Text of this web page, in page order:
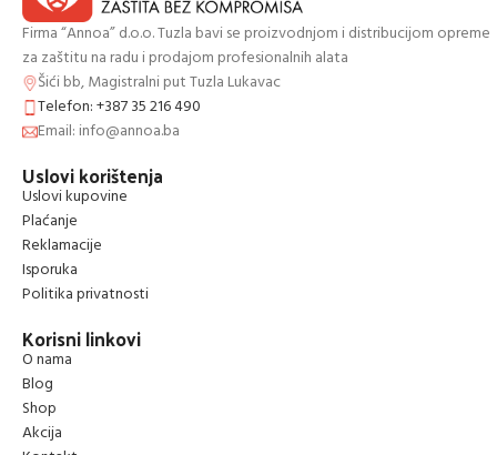
Firma “Annoa” d.o.o. Tuzla bavi se proizvodnjom i distribucijom opreme
za zaštitu na radu i prodajom profesionalnih alata
Šići bb, Magistralni put Tuzla Lukavac
Telefon: +387 35 216 490
Email: info@annoa.ba
Uslovi korištenja
Uslovi kupovine
Plaćanje
Reklamacije
Isporuka
Politika privatnosti
Korisni linkovi
O nama
Blog
Shop
Akcija